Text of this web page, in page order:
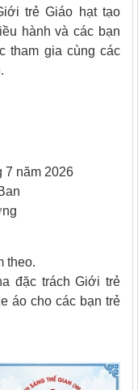
trẻ Giáo hạt tạo
hành và các bạn
tham gia cùng các
7 năm 2026
theo.
đặc trách Giới trẻ
áo cho các bạn trẻ